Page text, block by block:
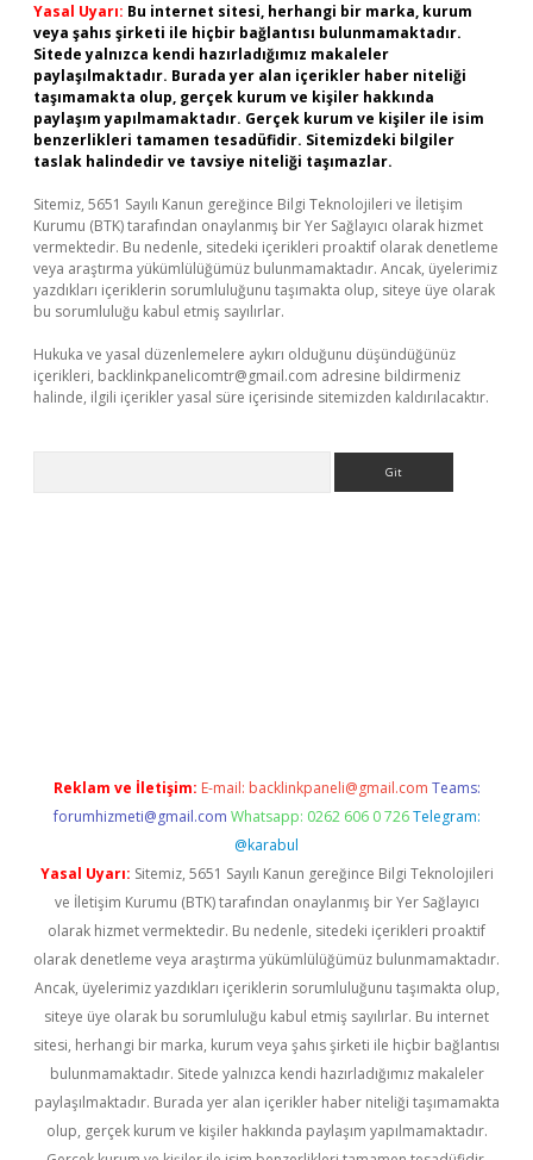
Yasal Uyarı: Bu internet sitesi, herhangi bir marka, kurum
veya şahıs şirketi ile hiçbir bağlantısı bulunmamaktadır.
Sitede yalnızca kendi hazırladığımız makaleler
paylaşılmaktadır. Burada yer alan içerikler haber niteliği
taşımamakta olup, gerçek kurum ve kişiler hakkında
paylaşım yapılmamaktadır. Gerçek kurum ve kişiler ile isim
benzerlikleri tamamen tesadüfidir. Sitemizdeki bilgiler
taslak halindedir ve tavsiye niteliği taşımazlar.
Sitemiz, 5651 Sayılı Kanun gereğince Bilgi Teknolojileri ve İletişim
Kurumu (BTK) tarafından onaylanmış bir Yer Sağlayıcı olarak hizmet
vermektedir. Bu nedenle, sitedeki içerikleri proaktif olarak denetleme
veya araştırma yükümlülüğümüz bulunmamaktadır. Ancak, üyelerimiz
yazdıkları içeriklerin sorumluluğunu taşımakta olup, siteye üye olarak
bu sorumluluğu kabul etmiş sayılırlar.
Hukuka ve yasal düzenlemelere aykırı olduğunu düşündüğünüz
içerikleri, backlinkpanelicomtr@gmail.com adresine bildirmeniz
halinde, ilgili içerikler yasal süre içerisinde sitemizden kaldırılacaktır.
Reklam ve İletişim: E-mail: backlinkpaneli@gmail.com Teams:
forumhizmeti@gmail.com Whatsapp: 0262 606 0 726 Telegram:
@karabul
Yasal Uyarı: Sitemiz, 5651 Sayılı Kanun gereğince Bilgi Teknolojileri
ve İletişim Kurumu (BTK) tarafından onaylanmış bir Yer Sağlayıcı
olarak hizmet vermektedir. Bu nedenle, sitedeki içerikleri proaktif
olarak denetleme veya araştırma yükümlülüğümüz bulunmamaktadır.
Ancak, üyelerimiz yazdıkları içeriklerin sorumluluğunu taşımakta olup,
siteye üye olarak bu sorumluluğu kabul etmiş sayılırlar. Bu internet
sitesi, herhangi bir marka, kurum veya şahıs şirketi ile hiçbir bağlantısı
bulunmamaktadır. Sitede yalnızca kendi hazırladığımız makaleler
paylaşılmaktadır. Burada yer alan içerikler haber niteliği taşımamakta
olup, gerçek kurum ve kişiler hakkında paylaşım yapılmamaktadır.